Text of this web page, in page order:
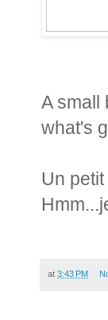
A small
what's
Un
at 3:43 PM